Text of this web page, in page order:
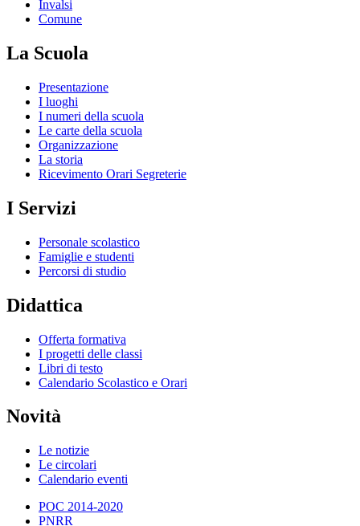
Invalsi
Comune
La Scuola
Presentazione
I luoghi
I numeri della scuola
Le carte della scuola
Organizzazione
La storia
Ricevimento Orari Segreterie
I Servizi
Personale scolastico
Famiglie e studenti
Percorsi di studio
Didattica
Offerta formativa
I progetti delle classi
Libri di testo
Calendario Scolastico e Orari
Novità
Le notizie
Le circolari
Calendario eventi
POC 2014-2020
PNRR